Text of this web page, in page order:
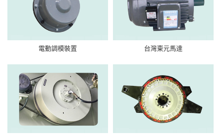
電動調模裝置 台灣東元馬達